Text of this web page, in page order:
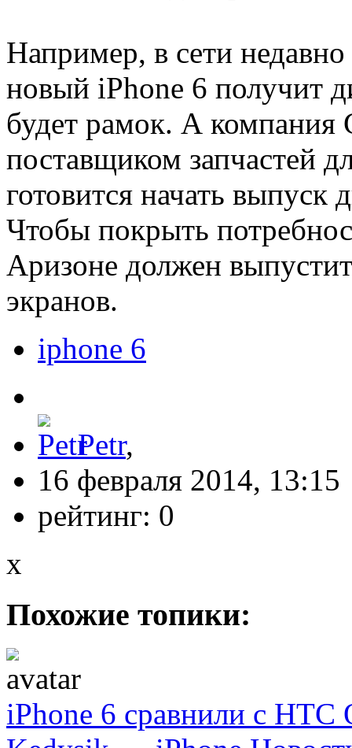
Например, в сети
новый iPhone 6 получит
будет рамок. А компания
поставщиком запчастей
готовится начать выпуск
Чтобы покрыть
Аризоне должен
экранов.
iphone 6
Petr,
16 февраля 2014, 13:15
рейтинг: 0
x
Похожие топики:
iPhone 6 сравнили с HTC